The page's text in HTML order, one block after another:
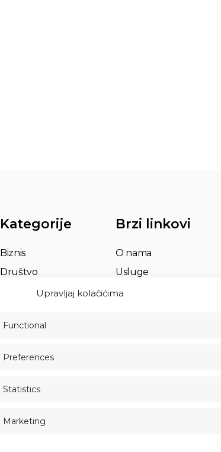
Upravljaj kolačićima
Functional
Preferences
Statistics
Marketing
Kategorije
Biznis
Društvo
Brzi linkovi
O nama
Usluge
Impressum